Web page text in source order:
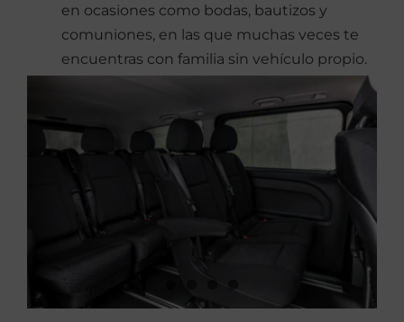
en ocasiones como bodas, bautizos y
comuniones, en las que muchas veces te
encuentras con familia sin vehículo propio.